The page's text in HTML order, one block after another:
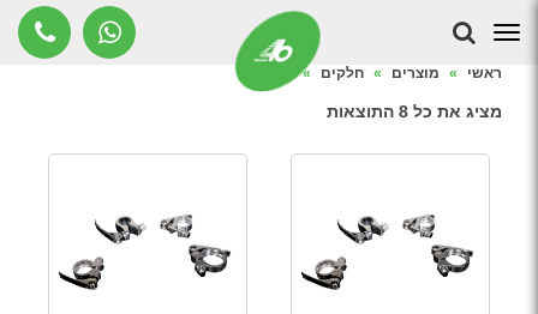
תפריט
חבקים
ראשי » מוצרים » חלקים »
מציג את כל 8 התוצאות